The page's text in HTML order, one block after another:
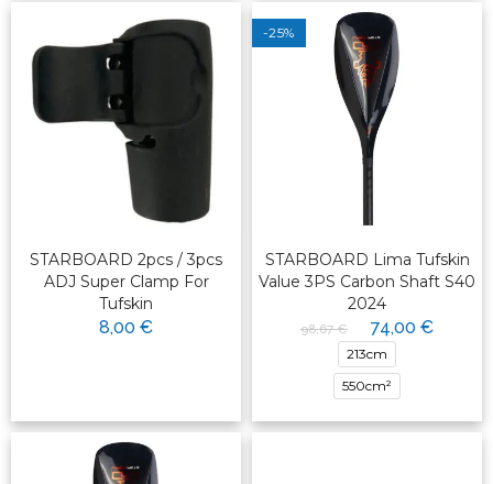
STARBOARD 2pcs / 3pcs
ADJ Super Clamp For
Tufskin
8,00 €
-25%
STARBOARD Lima Tufskin
Value 3PS Carbon Shaft S40
2024
98,67 € 74,00 €
213cm
550cm²